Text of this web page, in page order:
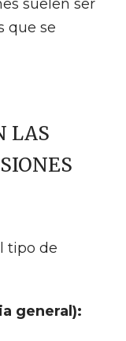
suelen ser
que se
LAS
tipo de
general):